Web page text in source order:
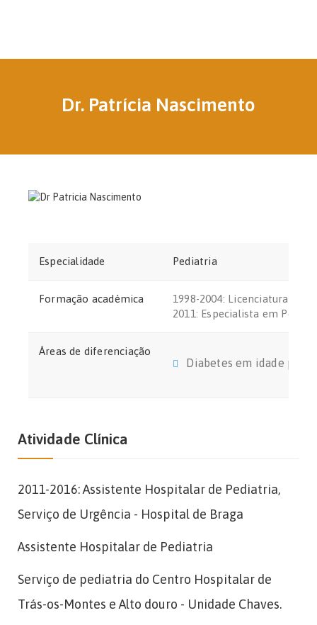
Dr. Patrícia Nascimento
Especialidade Pediatria
Formação académica
1998-2004: Licenciatura pelo
2011: Especialista em
Áreas de diferenciação
Diabetes em idade
Atividade Clínica
2011-2016: Assistente Hospitalar de Pediatria,
Serviço de Urgência - Hospital de Braga
Assistente Hospitalar de Pediatria
Serviço de pediatria do Centro Hospitalar de
Trás-os-Montes e Alto douro - Unidade Chaves.